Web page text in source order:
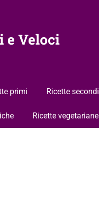
e Veloci
primi Ricette secondi
Ricette vegetariane